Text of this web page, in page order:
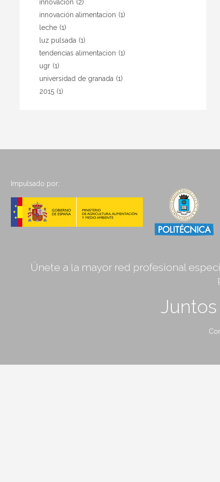
innovación (2)
innovación alimentacion (1)
leche (1)
luz pulsada (1)
tendencias alimentacion (1)
ugr (1)
universidad de granada (1)
2015 (1)
Impulsado por:
Únete a la mayor red profesional